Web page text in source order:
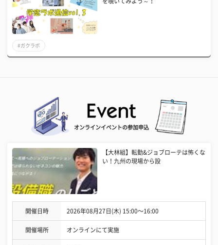
#ガクラボ
オンラインイベントの参加申込
【大林組】転勤&ジョブローテは怖くな
い！九州の現場から設
開催日時 2026年08月27日(木) 15:00〜16:00
開催場所 オンラインにて実施